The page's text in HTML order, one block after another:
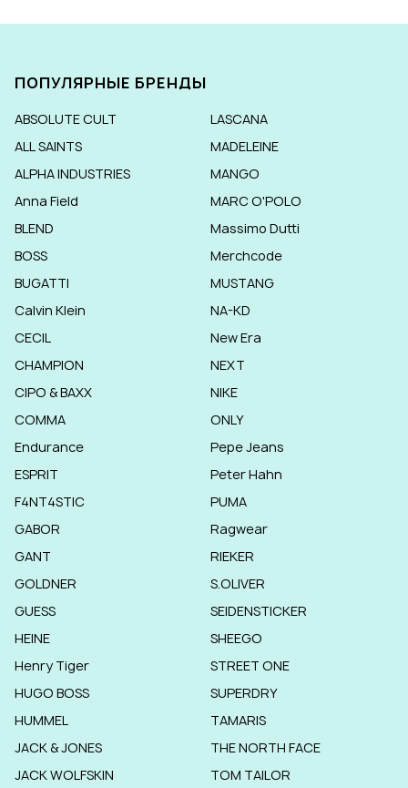
ПОПУЛЯРНЫЕ БРЕНДЫ
ABSOLUTE CULT
ALL SAINTS
ALPHA INDUSTRIES
Anna Field
BLEND
BOSS
BUGATTI
Calvin Klein
CECIL
CHAMPION
CIPO & BAXX
COMMA
Endurance
ESPRIT
F4NT4STIC
GABOR
GANT
GOLDNER
GUESS
HEINE
Henry Tiger
HUGO BOSS
HUMMEL
JACK & JONES
JACK WOLFSKIN
LASCANA
MADELEINE
MANGO
MARC O'POLO
Massimo Dutti
Merchcode
MUSTANG
NA-KD
New Era
NEXT
NIKE
ONLY
Pepe Jeans
Peter Hahn
PUMA
Ragwear
RIEKER
S.OLIVER
SEIDENSTICKER
SHEEGO
STREET ONE
SUPERDRY
TAMARIS
THE NORTH FACE
TOM TAILOR